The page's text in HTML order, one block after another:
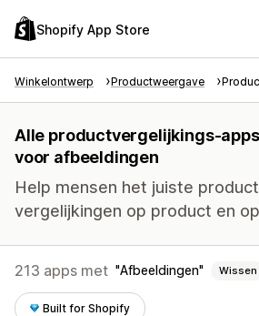
Shopify App Store
Winkelontwerp Productweergave
Alle productvergelijkings-
voor afbeeldingen
Help mensen het juiste
vergelijkingen op product en
213 apps met Afbeeldingen Wissen
Built for Shopify